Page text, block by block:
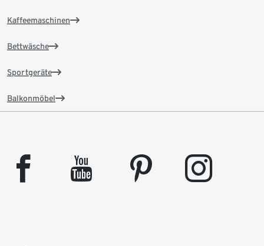
Kaffeemaschinen
Bettwäsche
Sportgeräte
Balkonmöbel
facebook youtube pinterest instagram